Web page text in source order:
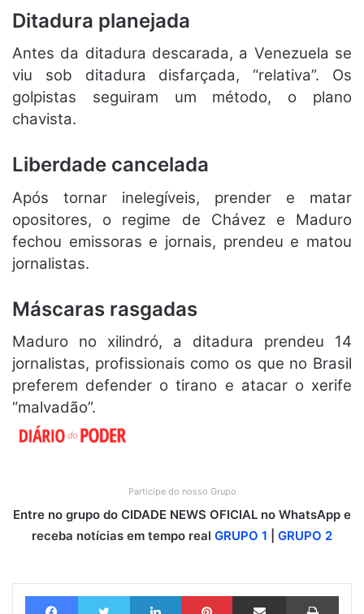
Ditadura planejada
Antes da ditadura descarada, a Venezuela se
viu sob ditadura disfarçada, “relativa”. Os
golpistas seguiram um método, o plano
chavista.
Liberdade cancelada
Após tornar inelegíveis, prender e matar
opositores, o regime de Chávez e Maduro
fechou emissoras e jornais, prendeu e matou
jornalistas.
Máscaras rasgadas
Maduro no xilindró, a ditadura prendeu 14
jornalistas, profissionais como os que no Brasil
preferem defender o tirano e atacar o xerife
“malvadão”.
Participe do nosso Grupo
Entre no grupo do CIDADE NEWS OFICIAL no WhatsApp e
receba notícias em tempo real GRUPO 1 GRUPO 2
Facebook Twitter Linkedin Pinterest Compartilhar via e-mail